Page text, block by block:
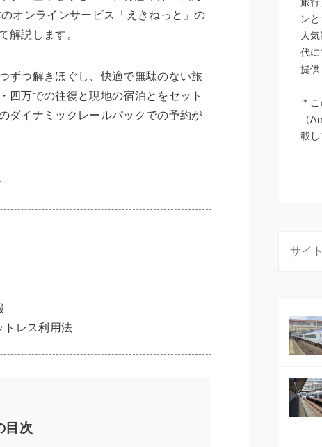
オンラインサービス「えきねっと」の
解説します。
ずつ解きほぐし、快適で無駄のない旅
四万での往復と現地の宿泊とをセット
ダイナミックレールパックでの予約が
トレス利用法
目次
ン
人
代
提供
＊
（
載し